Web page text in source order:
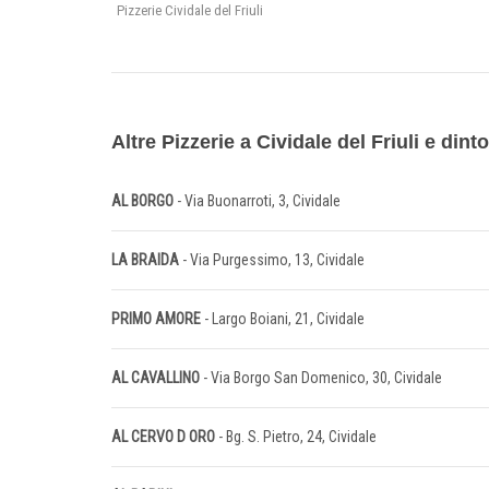
Pizzerie Cividale del Friuli
Altre Pizzerie a Cividale del Friuli e
AL BORGO - Via Buonarroti, 3, Cividale
LA BRAIDA - Via Purgessimo, 13, Cividale
PRIMO AMORE - Largo Boiani, 21, Cividale
AL CAVALLINO - Via Borgo San Domenico, 30, Cividale
AL CERVO D ORO - Bg. S. Pietro, 24, Cividale